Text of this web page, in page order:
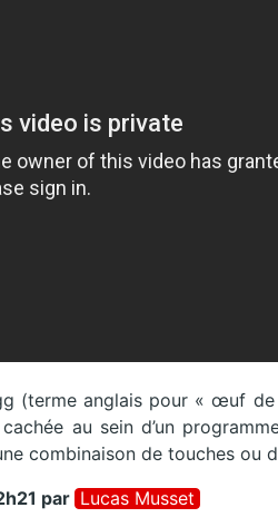
(terme anglais pour « œuf
au sein d’un
combinaison de touches ou
par Lucas Musset